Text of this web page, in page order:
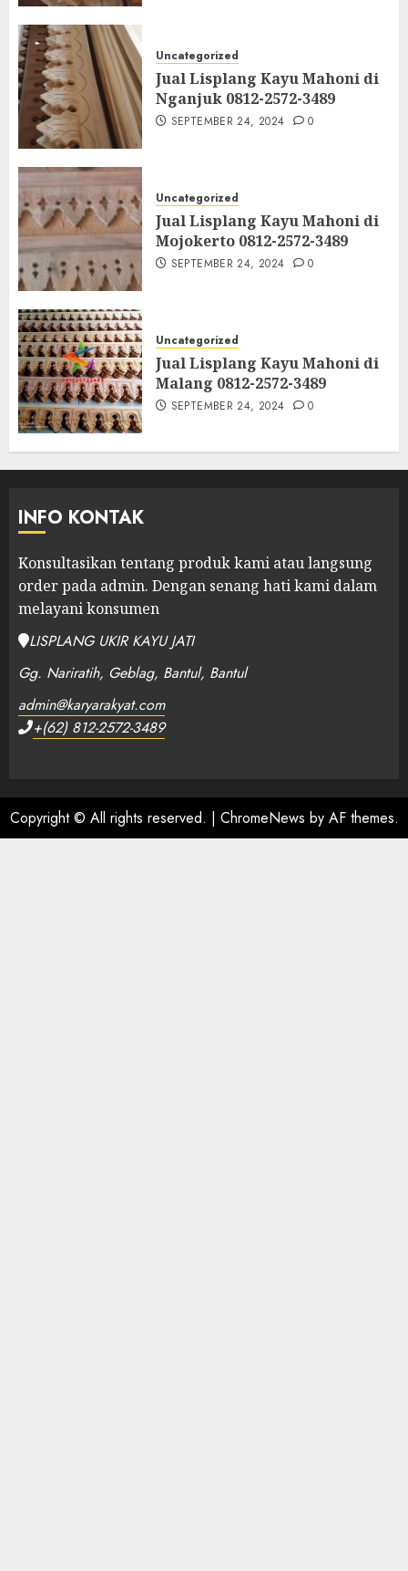
Uncategorized
Jual Lisplang Kayu Mahoni di
Nganjuk 0812-2572-3489
SEPTEMBER 24, 2024 0
Uncategorized
Jual Lisplang Kayu Mahoni di
Mojokerto 0812-2572-3489
SEPTEMBER 24, 2024 0
Uncategorized
Jual Lisplang Kayu Mahoni di
Malang 0812-2572-3489
SEPTEMBER 24, 2024 0
INFO KONTAK
Konsultasikan tentang produk kami atau langsung
order pada admin. Dengan senang hati kami dalam
melayani konsumen
LISPLANG UKIR KAYU JATI
Gg. Nariratih, Geblag, Bantul, Bantul
admin@karyarakyat.com
+(62) 812-2572-3489
Copyright © All rights reserved. | ChromeNews by AF themes.